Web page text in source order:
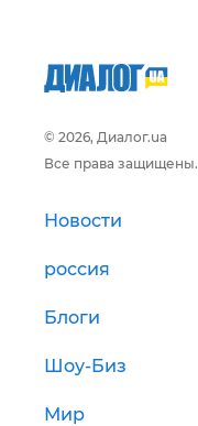
© 2026, Диалог.ua
Все права защищены.
Новости
россия
Блоги
Шоу-Биз
Мир